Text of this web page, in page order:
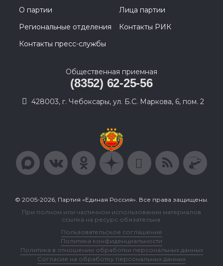
О партии
Лица партии
Региональные отделения
Контакты РИК
Контакты пресс-службы
Общественная приемная
(8352) 62-25-56
428003, г. Чебоксары, ул. Б.С. Маркова, 6, пом. 2
© 2005-2026, Партия «Единая Россия». Все права защищены.
При полном или частичном использовании материалов
ссылка на ресурс обязательна.
Пользовательское соглашение
Политика конфиденциальности
Политика в отношении обработки персональных данных
Согласие на обработку персональных данных